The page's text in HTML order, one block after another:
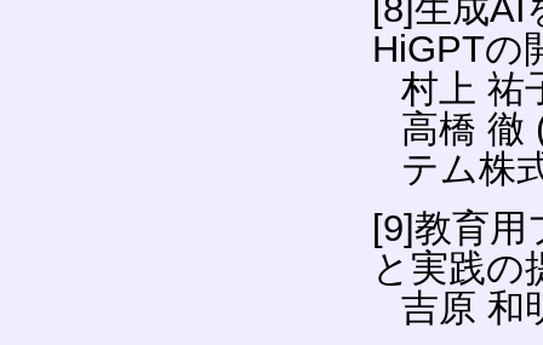
[8]生成AI
HiGPTの
村上 祐
高橋 徹
テム株
[9]教育
と実践の
吉原 和